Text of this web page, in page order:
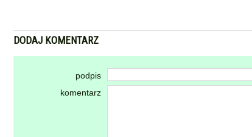
DODAJ KOMENTARZ
podpis
komentarz